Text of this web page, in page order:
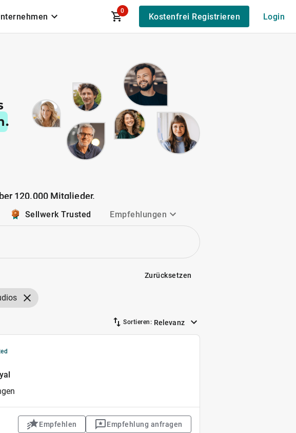
0
Kostenfrei Registrieren Login
.
120.000 Mitglieder.
Sellwerk Trusted Empfehlungen
Zurücksetzen
Sortieren: Relevanz
Empfehlen Empfehlung anfragen